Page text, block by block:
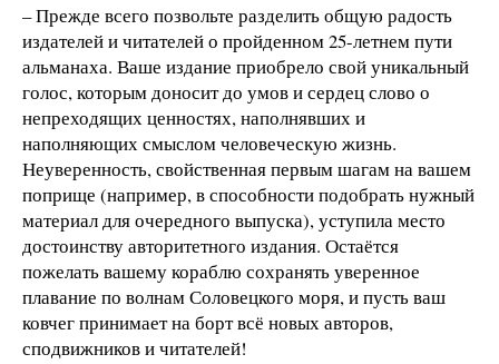
– Прежде всего позвольте разделить общую радость
издателей и читателей о пройденном 25-летнем пути
альманаха. Ваше издание приобрело свой уникальный
голос, которым доносит до умов и сердец слово о
непреходящих ценностях, наполнявших и
наполняющих смыслом человеческую жизнь.
Неуверенность, свойственная первым шагам на вашем
поприще (например, в способности подобрать нужный
материал для очередного выпуска), уступила место
достоинству авторитетного издания. Остаётся
пожелать вашему кораблю сохранять уверенное
плавание по волнам Соловецкого моря, и пусть ваш
ковчег принимает на борт всё новых авторов,
сподвижников и читателей!